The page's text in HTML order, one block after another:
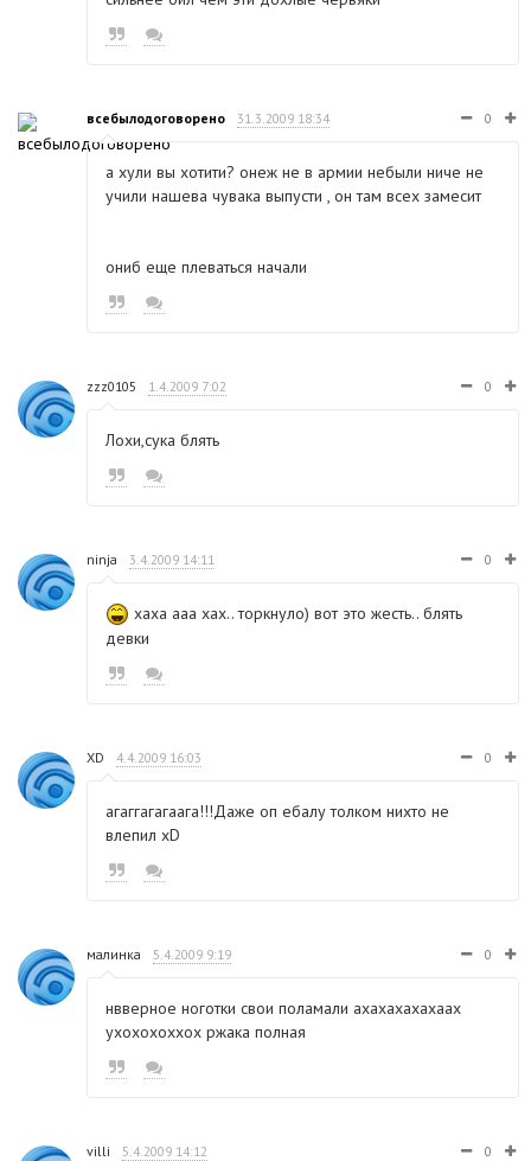
всебылодоговорено 31.3.2009 18:34 0
а хули вы хотити? онеж не в армии небыли ниче не
учили нашева чувака выпусти , он там всех замесит
ониб еще плеваться начали
zzz0105 1.4.2009 7:02 0
Лохи,сука блять
ninja 3.4.2009 14:11 0
хаха ааа хах.. торкнуло) вот это жесть.. блять
девки
XD 4.4.2009 16:03 0
агаггагагаага!!!Даже оп ебалу толком нихто не
влепил xD
малинка 5.4.2009 9:19 0
нвверное ноготки свои поламали ахахахахахаах
ухохохоххох ржака полная
villi 5.4.2009 14:12 0